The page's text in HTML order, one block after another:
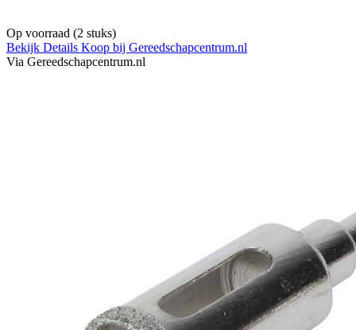
Op voorraad (2 stuks)
Bekijk Details Koop bij Gereedschapcentrum.nl
Via Gereedschapcentrum.nl